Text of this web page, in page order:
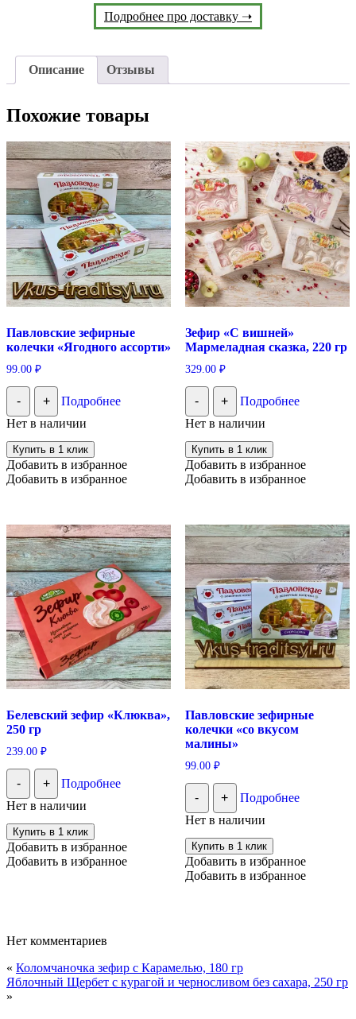
Подробнее про доставку ➝
Описание Отзывы
Похожие товары
Павловские зефирные
колечки «Ягодного ассорти»
99.00 ₽
- +
Подробнее
Нет в наличии
Купить в 1 клик
Добавить в избранное
Добавить в избранное
Зефир «С вишней»
Мармеладная сказка, 220 гр
329.00 ₽
- +
Подробнее
Нет в наличии
Купить в 1 клик
Добавить в избранное
Добавить в избранное
Белевский зефир «Клюква»,
250 гр
239.00 ₽
- +
Подробнее
Нет в наличии
Купить в 1 клик
Добавить в избранное
Добавить в избранное
Павловские зефирные
колечки «со вкусом
малины»
99.00 ₽
- +
Подробнее
Нет в наличии
Купить в 1 клик
Добавить в избранное
Добавить в избранное
Нет комментариев
« Коломчаночка зефир с Карамелью, 180 гр
Яблочный Щербет с курагой и черносливом без сахара, 250 гр
»